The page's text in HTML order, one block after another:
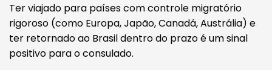
Ter viajado para países com controle migratório
rigoroso (como Europa, Japão, Canadá, Austrália) e
ter retornado ao Brasil dentro do prazo é um sinal
positivo para o consulado.